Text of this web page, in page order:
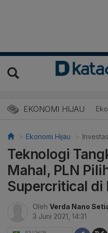
EKONOMI HIJAU
Energi Baru
Ekonomi Hijau
Teknologi
Mahal, PLN
Supercritical di
Oleh Verda Nano
3 Juni 2021, 14:31